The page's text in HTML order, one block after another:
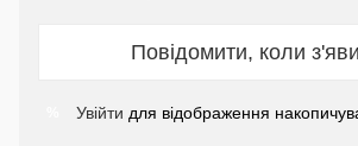
Повідомити, коли
Увійти для відображення